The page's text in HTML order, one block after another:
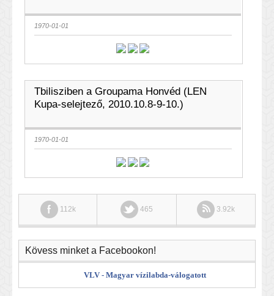
1970-01-01
Tbilisziben a Groupama Honvéd (LEN
Kupa-selejtező, 2010.10.8-9-10.)
1970-01-01
112k 465 3.92k
Kövess minket a Facebookon!
VLV - Magyar vízilabda-válogatott